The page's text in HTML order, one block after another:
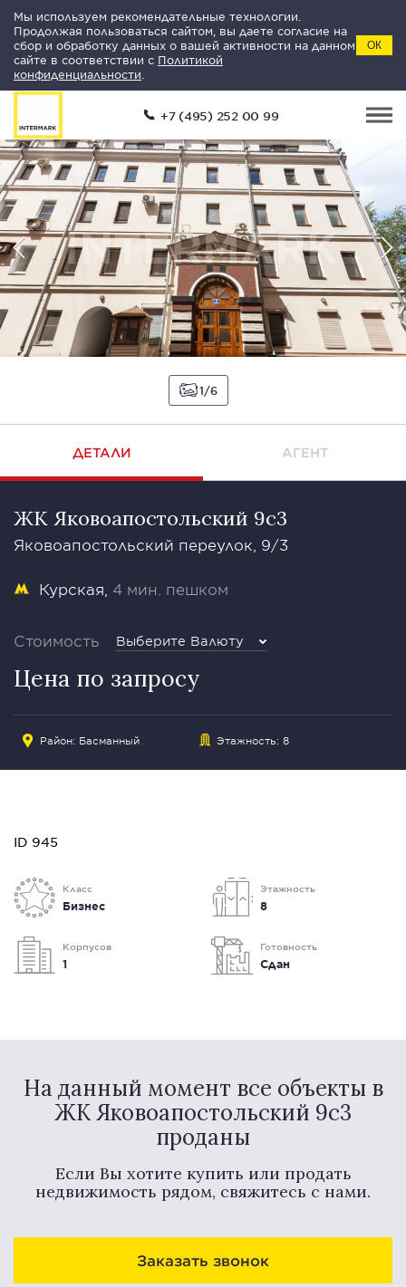
Мы используем рекомендательные технологии.
Продолжая пользоваться сайтом, вы даете согласие на
сбор и обработку данных о вашей активности на данном
сайте в соответствии с Политикой
конфиденциальности
ОК
+7 (495) 252 00 99
1 6
ДЕТАЛИ АГЕНТ
ЖК Яковоапостольский 9с3
Яковоапостольский переулок, 9/3
Курская 4 мин. пешком
Стоимость Выберите Валюту
Цена по запросу
Район: Басманный Этажность: 8
ID 945
Класс
Бизнес
Этажность
8
Корпусов
1
Готовность
Сдан
На данный момент все объекты в
ЖК Яковоапостольский 9с3
проданы
Если Вы хотите купить или продать
недвижимость рядом, свяжитесь с нами.
Заказать звонок